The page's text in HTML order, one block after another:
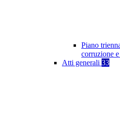
Piano
corruzione
Atti generali 33